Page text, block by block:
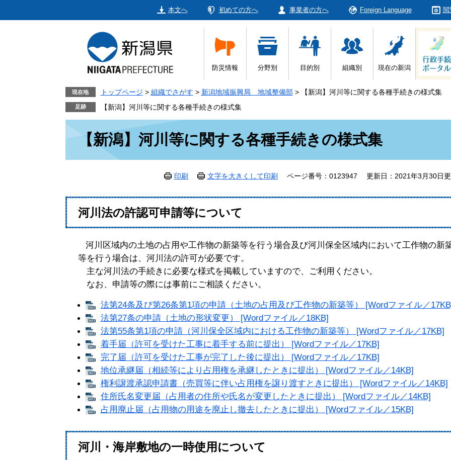
本文へ 初めての方へ 事業者の方へ Foreign Language 閲
防災情報 分野別 目的別 組織別 現在の新潟
現在地 トップページ > 組織でさがす > 新潟地域振興局 地域整備部 >
【新潟】河川等に関する各種手続きの様式集
【新潟】河川等に関する各種手続きの様式集
【新潟】河川等に関する各種手続きの様式集
印刷 文字を大きくして印刷 ページ番号：0123947 更新日：2021年3月30日
河川法の許認可申請等について
河川区域内の土地の占用や工作物の新築等を行う場合及び河川保全区域内において工作物の新
等を行う場合は、河川法の許可が必要です。
主な河川法の手続きに必要な様式を掲載していますので、ご利用ください。
なお、申請等の際には事前にご相談ください。
法第24条及び第26条第1項の申請（土地の占用及び工作物の新築等） [Wordファイル／
法第27条の申請（土地の形状変更） [Wordファイル／18KB]
法第55条第1項の申請（河川保全区域内における工作物の新築等） [Wordファイル／17KB]
着手届（許可を受けた工事に着手する前に提出） [Wordファイル／17KB]
完了届（許可を受けた工事が完了した後に提出） [Wordファイル／17KB]
地位承継届（相続等により占用権を承継したときに提出） [Wordファイル／14KB]
権利譲渡承認申請書（売買等に伴い占用権を譲り渡すときに提出） [Wordファイル／14KB]
住所氏名変更届（占用者の住所や氏名が変更したときに提出） [Wordファイル／14KB]
占用廃止届（占用物の用途を廃止し撤去したときに提出） [Wordファイル／15KB]
河川・海岸敷地の一時使用について